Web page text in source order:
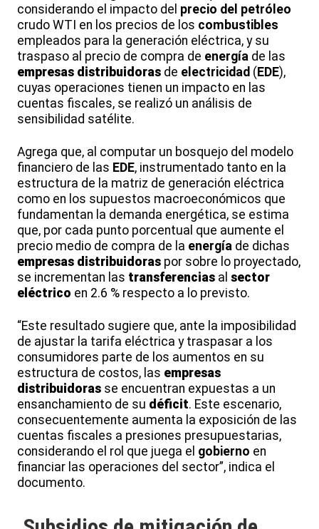
considerando el impacto del precio del petróleo
crudo WTI en los precios de los combustibles
empleados para la generación eléctrica, y su
traspaso al precio de compra de energía de las
empresas distribuidoras de electricidad ( EDE),
cuyas operaciones tienen un impacto en las
cuentas fiscales, se realizó un análisis de
sensibilidad satélite.
Agrega que, al computar un bosquejo del modelo
financiero de las EDE, instrumentado tanto en la
estructura de la matriz de generación eléctrica
como en los supuestos macroeconómicos que
fundamentan la demanda energética, se estima
que, por cada punto porcentual que aumente el
precio medio de compra de la energía de dichas
empresas distribuidoras por sobre lo proyectado,
se incrementan las transferencias al sector
eléctrico en 2.6 % respecto a lo previsto.
“Este resultado sugiere que, ante la imposibilidad
de ajustar la tarifa eléctrica y traspasar a los
consumidores parte de los aumentos en su
estructura de costos, las empresas
distribuidoras se encuentran expuestas a un
ensanchamiento de su déficit. Este escenario,
consecuentemente aumenta la exposición de las
cuentas fiscales a presiones presupuestarias,
considerando el rol que juega el gobierno en
financiar las operaciones del sector”, indica el
documento.